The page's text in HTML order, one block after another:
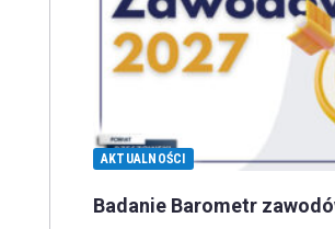
AKTUALNOŚCI
Badanie Barometr